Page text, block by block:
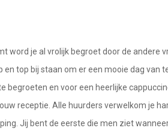
word je al vrolijk begroet door de andere
en top bij staan om er een mooie dag van
begroeten en voor een heerlijke
receptie. Alle huurders verwelkom je
Jij bent de eerste die men ziet